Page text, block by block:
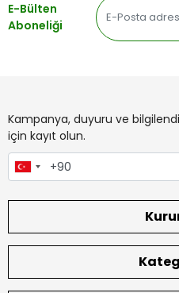
E-Bülten
Aboneliği
Kampanya, duyuru ve
için kayıt olun.